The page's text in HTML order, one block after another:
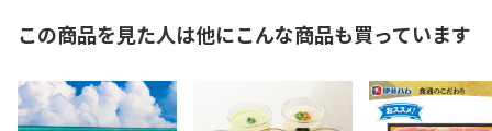
この商品を見た人は他にこんな商品も買っています